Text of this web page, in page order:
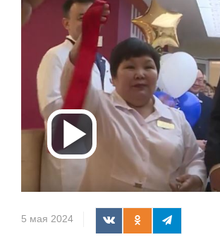
видео
5 мая 2024